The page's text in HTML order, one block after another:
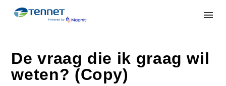
De vraag die ik graag wil
weten? (Copy)